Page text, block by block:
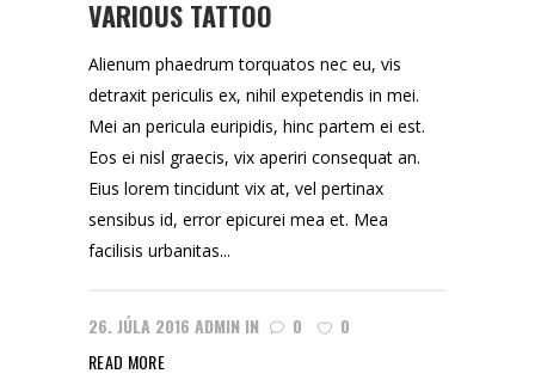
VARIOUS TATTOO
Alienum phaedrum torquatos nec eu, vis
detraxit periculis ex, nihil expetendis in mei.
Mei an pericula euripidis, hinc partem ei est.
Eos ei nisl graecis, vix aperiri consequat an.
Eius lorem tincidunt vix at, vel pertinax
sensibus id, error epicurei mea et. Mea
facilisis urbanitas...
26. JÚLA 2016 ADMIN IN 0
0
READ MORE